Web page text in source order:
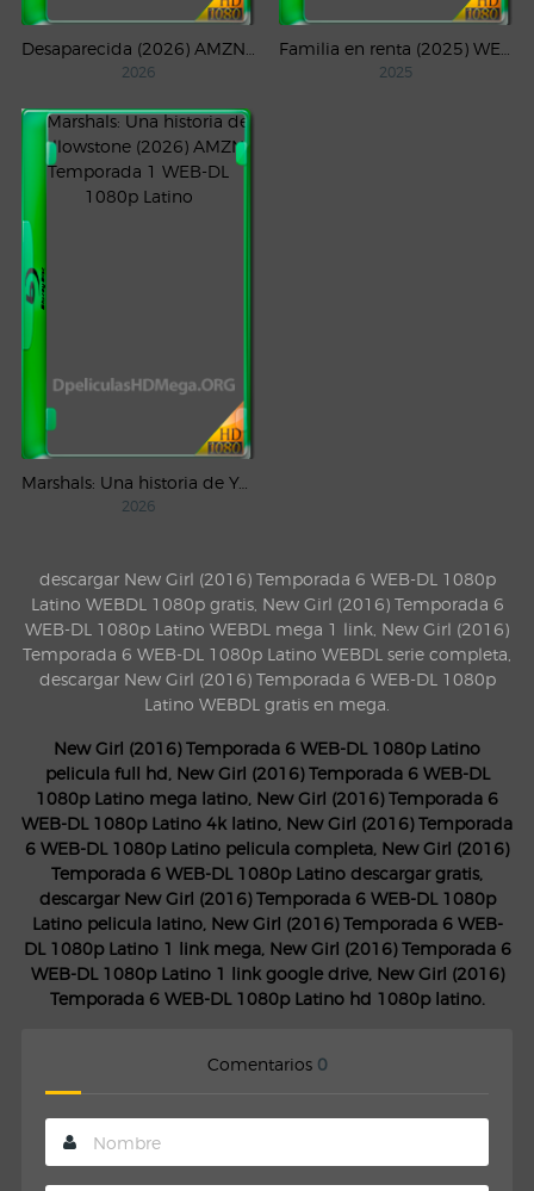
2026 2025
Marshals: Una historia de Yellowstone (2026) AMZN Temporada 1 WEB-DL 1080p Latino
2026
descargar New Girl (2016) Temporada 6 WEB-DL 1080p
Latino WEBDL 1080p gratis, New Girl (2016) Temporada 6
WEB-DL 1080p Latino WEBDL mega 1 link, New Girl (2016)
Temporada 6 WEB-DL 1080p Latino WEBDL serie completa,
descargar New Girl (2016) Temporada 6 WEB-DL 1080p
Latino WEBDL gratis en mega.
New Girl (2016) Temporada 6 WEB-DL 1080p Latino
pelicula full hd, New Girl (2016) Temporada 6 WEB-DL
1080p Latino mega latino, New Girl (2016) Temporada 6
WEB-DL 1080p Latino 4k latino, New Girl (2016) Temporada
6 WEB-DL 1080p Latino pelicula completa, New Girl (2016)
Temporada 6 WEB-DL 1080p Latino descargar gratis,
descargar New Girl (2016) Temporada 6 WEB-DL 1080p
Latino pelicula latino, New Girl (2016) Temporada 6 WEB-
DL 1080p Latino 1 link mega, New Girl (2016) Temporada 6
WEB-DL 1080p Latino 1 link google drive, New Girl (2016)
Temporada 6 WEB-DL 1080p Latino hd 1080p latino.
Comentarios 0